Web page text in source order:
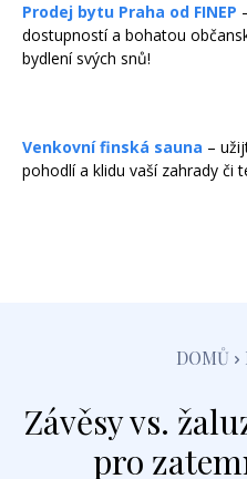
Prodej bytu Praha od FINEP
dostupností a bohatou
bydlení svých snů!
Venkovní finská sauna –
pohodlí a klidu vaší zahrady či